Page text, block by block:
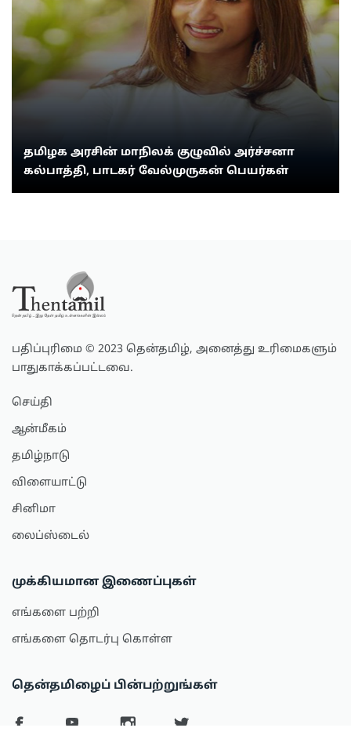
தமிழக அரசின் மாநிலக் குழுவில் அர்ச்சனா
கல்பாத்தி, பாடகர் வேல்முருகன் பெயர்கள்
பதிப்புரிமை © 2023 தென்தமிழ், அனைத்து உரிமைகளும்
பாதுகாக்கப்பட்டவை.
செய்தி
ஆன்மீகம்
தமிழ்நாடு
விளையாட்டு
சினிமா
லைப்ஸ்டைல்
முக்கியமான இணைப்புகள்
எங்களை பற்றி
எங்களை தொடர்பு கொள்ள
தென்தமிழைப் பின்பற்றுங்கள்